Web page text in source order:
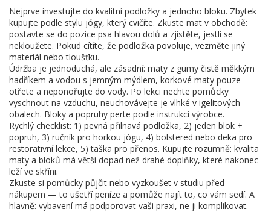
Nejprve investujte do kvalitní podložky a jednoho bloku. Zbytek
kupujte podle stylu jógy, který cvičíte. Zkuste mat v obchodě:
postavte se do pozice psa hlavou dolů a zjistěte, jestli se
nekloužete. Pokud cítíte, že podložka povoluje, vezměte jiný
materiál nebo tloušťku.
Údržba je jednoduchá, ale zásadní: maty z gumy čistě měkkým
hadříkem a vodou s jemným mýdlem, korkové maty pouze
otřete a neponořujte do vody. Po lekci nechte pomůcky
vyschnout na vzduchu, neuchovávejte je vlhké v igelitových
obalech. Bloky a popruhy perte podle instrukcí výrobce.
Rychlý checklist: 1) pevná přilnavá podložka, 2) jeden blok +
popruh, 3) ručník pro horkou jógu, 4) bolstered nebo deka pro
restorativní lekce, 5) taška pro přenos. Kupujte rozumně: kvalita
maty a bloků má větší dopad než drahé doplňky, které nakonec
leží ve skříni.
Zkuste si pomůcky půjčit nebo vyzkoušet v studiu před
nákupem — to ušetří peníze a pomůže najít to, co vám sedí. A
hlavně: vybavení má podporovat vaši praxi, ne ji komplikovat.